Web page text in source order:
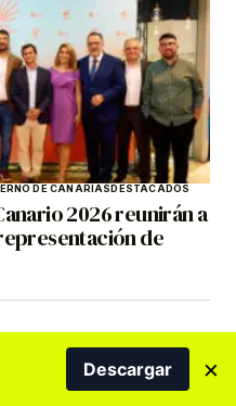
DE CANARIASDESTACADOS
2026 reunirán a
de
Descargar ×